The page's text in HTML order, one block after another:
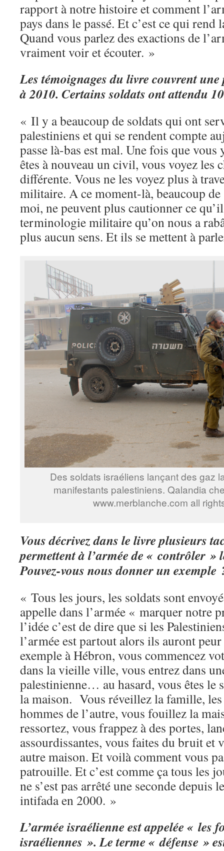
rapport à notre histoire et comment
pays dans le passé. Et c’est ce qui
Quand vous parlez des exactions de
vraiment voir et écouter. »
Les témoignages du livre couvrent
à 2010. Certains soldats ont attendu
« Il y a beaucoup de soldats qui ont
palestiniens et qui se rendent compte
passe là-bas est mal. Une fois que vous
êtes à nouveau un civil, vous voyez les
différente. Vous ne les voyez plus à
militaire. A ce moment-là, beaucoup
moi, ne peuvent plus cautionner ce
terminologie militaire qu’on nous a
plus aucun sens. Et ils se mettent à
Des soldats israéliens lançant des gaz
manifestants palestiniens. Qalandia
www.merblanche.com all
Vous décrivez dans le livre plusieurs
permettent à l’armée de « contrôler »
Pouvez-vous nous donner un exemple
« Tous les jours, les soldats sont
appelle dans l’armée « marquer notre
l’idée c’est de dire que si les
l’armée est partout alors ils auront
exemple à Hébron, vous commencez
dans la vieille ville, vous entrez dans
palestinienne… au hasard, vous êtes le
la maison. Vous réveillez la famille, les
hommes de l’autre, vous fouillez la
ressortez, vous frappez à des portes,
assourdissantes, vous faites du bruit et
autre maison. Et voilà comment vous
patrouille. Et c’est comme ça tous les
ne s’est pas arrêté une seconde depuis
intifada en 2000. »
L’armée israélienne est appelée « les
israéliennes ». Le terme « défense »